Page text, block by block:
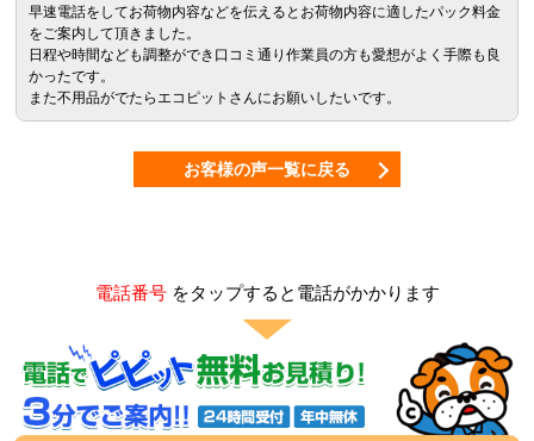
早速電話をしてお荷物内容などを伝えるとお荷物内容に適したパック料金
をご案内して頂きました。
日程や時間なども調整ができ口コミ通り作業員の方も愛想がよく手際も良
かったです。
また不用品がでたらエコピットさんにお願いしたいです。
お客様の声一覧に戻る
電話番号をタップすると電話がかかります